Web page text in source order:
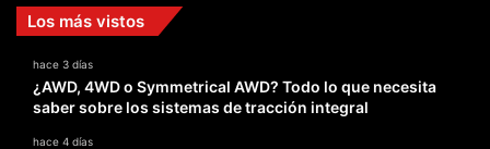
Los más vistos
hace 3 días
¿AWD, 4WD o Symmetrical AWD? Todo lo que necesita
saber sobre los sistemas de tracción integral
hace 4 días